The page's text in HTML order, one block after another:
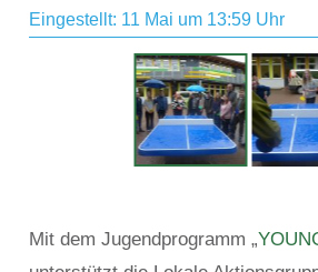
Eingestellt: 11 Mai um 13:59 Uhr
Die YOUNG LEADER Harz-
Sekundarschule Ilsenburg mit
Projektes „Tischtennisplatte“
© Reuter/LGSA
Mit dem Jugendprogramm „